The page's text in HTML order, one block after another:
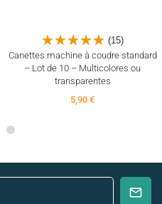
(15)
Canettes machine à coudre standard
– Lot de 10 – Multicolores ou
transparentes
5,90 €